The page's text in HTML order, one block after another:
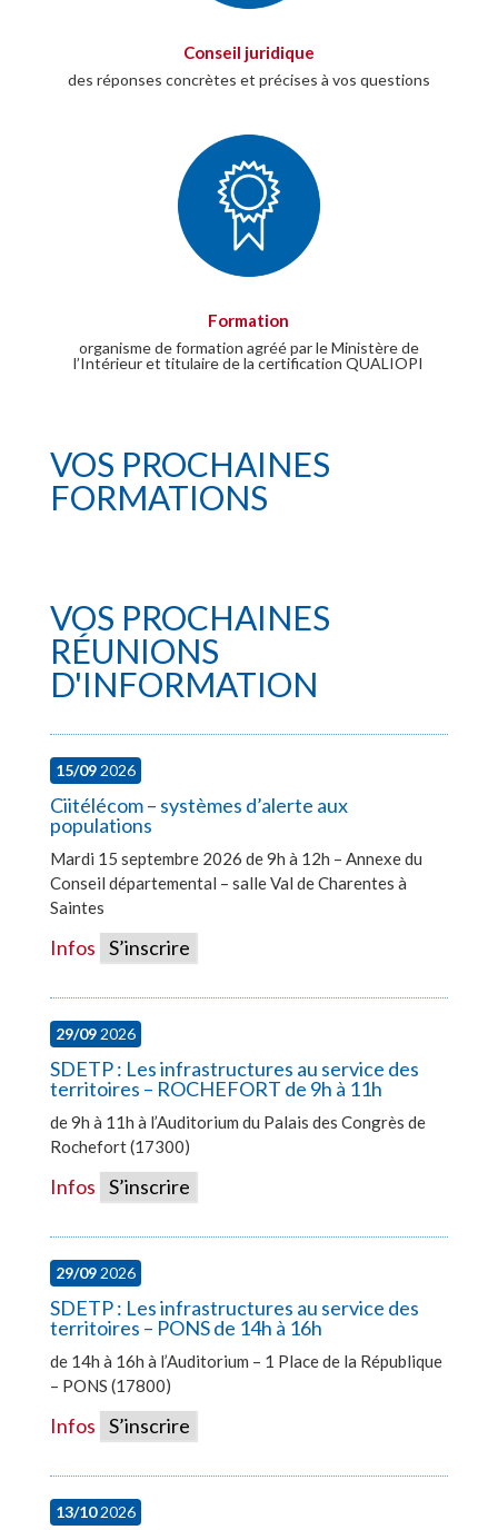
Conseil juridique
des réponses concrètes et précises à vos questions
Formation
organisme de formation agréé par le Ministère de
l’Intérieur et titulaire de la certification QUALIOPI
VOS PROCHAINES
FORMATIONS
VOS PROCHAINES
RÉUNIONS
D'INFORMATION
15/092026
Ciitélécom – systèmes d’alerte aux
populations
Mardi 15 septembre 2026 de 9h à 12h – Annexe du
Conseil départemental – salle Val de Charentes à
Saintes
Infos S’inscrire
29/092026
SDETP : Les infrastructures au service des
territoires – ROCHEFORT de 9h à 11h
de 9h à 11h à l’Auditorium du Palais des Congrès de
Rochefort (17300)
Infos S’inscrire
29/092026
SDETP : Les infrastructures au service des
territoires – PONS de 14h à 16h
de 14h à 16h à l’Auditorium – 1 Place de la République
– PONS (17800)
Infos S’inscrire
13/102026